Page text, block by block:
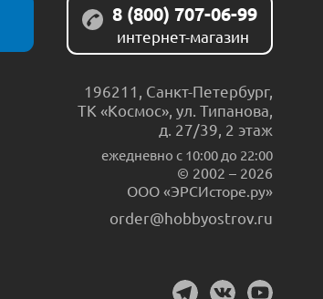
8 (800) 707-06-99
интернет-магазин
196211 Санкт-Петербург,
ТК «Космос», ул. Типанова,
д. 27/39, 2 этаж
ежедневно c 10:00 до 22:00
© 2002 – 2026
ООО «ЭРСИсторе.ру»
order@hobbyostrov.ru